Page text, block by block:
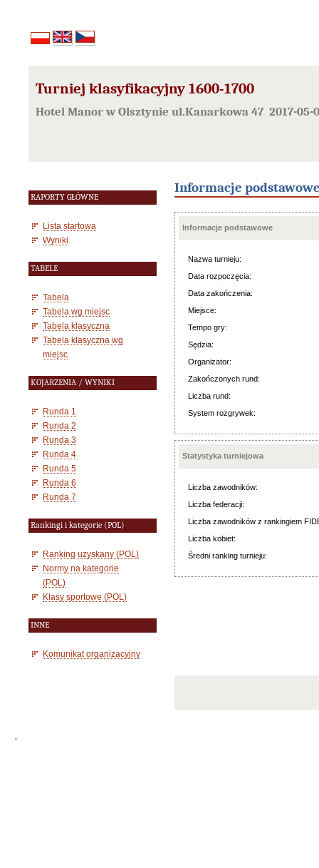
Turniej klasyfikacyjny 1600-1700
Hotel Manor w Olsztynie ul.Kanarkowa 47 2017-05-
RAPORTY GŁÓWNE
Lista startowa
Wyniki
TABELE
Tabela
Tabela wg miejsc
Tabela klasyczna
Tabela klasyczna wg
miejsc
KOJARZENIA / WYNIKI
Runda 1
Runda 2
Runda 3
Runda 4
Runda 5
Runda 6
Runda 7
Rankingi i kategorie (POL)
Ranking uzyskany (POL)
Normy na kategorie
(POL)
Klasy sportowe (POL)
INNE
Komunikat organizacyjny
Informacje
Informacje podstawowe
Nazwa turnieju:
Data rozpoczęcia:
Data zakończenia:
Miejsce:
Tempo gry:
Sędzia:
Organizator:
Zakończonych rund:
Liczba rund:
System rozgrywek:
Statystyka turniejowa
Liczba zawodników:
Liczba federacji:
Liczba zawodników z rankingiem
Liczba kobiet:
Średni ranking turnieju:
'